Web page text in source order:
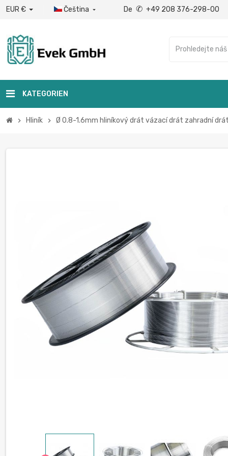
EUR € Čeština  De ✆ +49 208 376-298-00
KATEGORIEN
chevron_right Hliník chevron_right Ø 0.8-1.6mm hliníkový drát vázací drát zahradní